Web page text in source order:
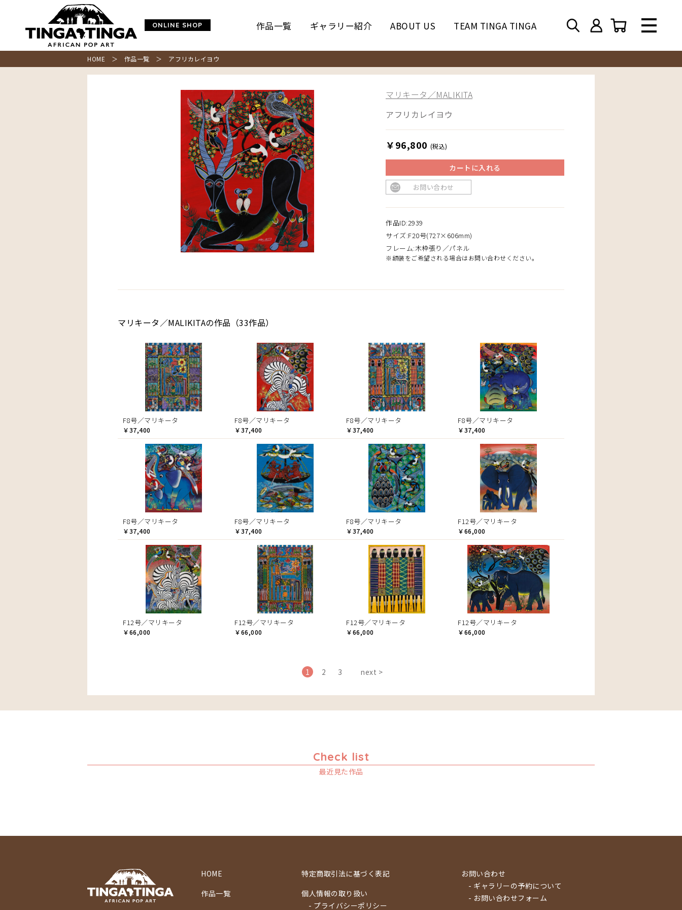
ONLINE SHOP 作品一覧 ギャラリー紹介 ABOUT US TEAM TINGA TINGA
HOME ＞ 作品一覧 ＞ アフリカレイヨウ
マリキータ／MALIKITA
アフリカレイヨウ
￥96,800 (税込)
カートに入れる
お問い合わせ
作品ID:2939
サイズ:F20号(727×606mm)
フレーム:木枠張り／パネル
※額装をご希望される場合はお問い合わせください。
マリキータ／MALIKITAの作品（33作品）
F8号／マリキータ
￥37,400
F8号／マリキータ
￥37,400
F8号／マリキータ
￥37,400
F8号／マリキータ
￥37,400
F8号／マリキータ
￥37,400
F8号／マリキータ
￥37,400
F8号／マリキータ
￥37,400
F12号／マリキータ
￥66,000
F12号／マリキータ
￥66,000
F12号／マリキータ
￥66,000
F12号／マリキータ
￥66,000
F12号／マリキータ
￥66,000
1 2 3 next >
Check list
最近見た作品
HOME
作品一覧
特定商取引法に基づく表記
個人情報の取り扱い
- プライバシーポリシー
お問い合わせ
- ギャラリーの予約について
- お問い合わせフォーム